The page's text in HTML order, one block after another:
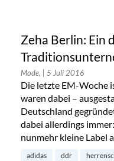
Zeha Berlin: Ein
Mode, | 5 Juli 2016
Die letzte EM-Woche
waren dabei –
Deutschland
dabei allerdings
nunmehr kleine Label
adidas ddr